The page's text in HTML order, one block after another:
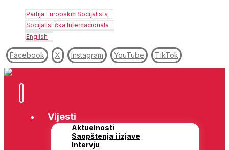
Partija Europskih Socijalista
Socijalistička Internacionala
English
Facebook X Instagram YouTube TikTok
Vijesti
Aktuelnosti
Saopštenja i izjave
Intervju